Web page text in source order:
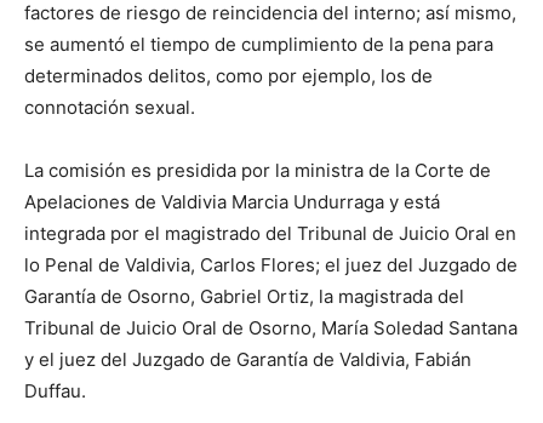
factores de riesgo de reincidencia del interno; así mismo,
se aumentó el tiempo de cumplimiento de la pena para
determinados delitos, como por ejemplo, los de
connotación sexual.
La comisión es presidida por la ministra de la Corte de
Apelaciones de Valdivia Marcia Undurraga y está
integrada por el magistrado del Tribunal de Juicio Oral en
lo Penal de Valdivia, Carlos Flores; el juez del Juzgado de
Garantía de Osorno, Gabriel Ortiz, la magistrada del
Tribunal de Juicio Oral de Osorno, María Soledad Santana
y el juez del Juzgado de Garantía de Valdivia, Fabián
Duffau.